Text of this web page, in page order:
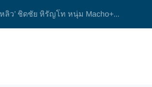
ลิว’ ชิดชัย หิรัญโท หนุ่ม Macho+...